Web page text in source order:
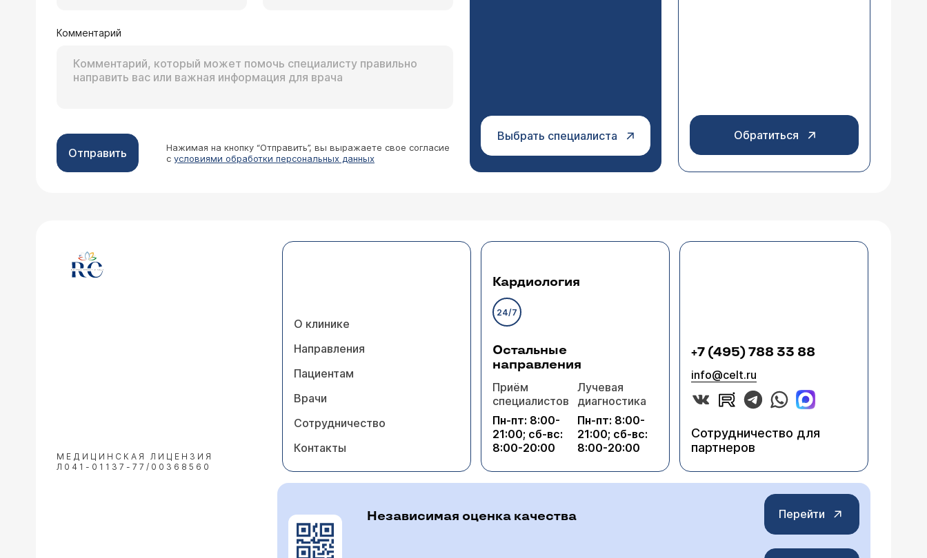
Комментарий
Отправить
Нажимая на кнопку “Отправить”, вы выражаете свое согласие
с условиями обработки персональных данных
Выбрать специалиста Обратиться
МЕДИЦИНСКАЯ ЛИЦЕНЗИЯ
Л041-01137-77/00368560
О клинике
Направления
Пациентам
Врачи
Сотрудничество
Контакты
Кардиология
24/7
Остальные
направления
Приём
специалистов
Пн-пт: 8:00-
21:00; сб-вс:
8:00-20:00
Лучевая
диагностика
Пн-пт: 8:00-
21:00; сб-вс:
8:00-20:00
+7 (495) 788 33 88
info@celt.ru
Сотрудничество для
партнеров
Независимая оценка качества Перейти